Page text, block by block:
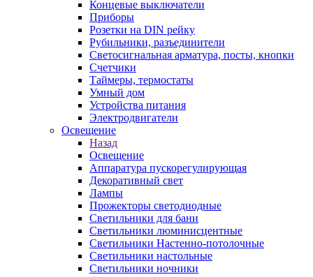
Концевые выключатели
Приборы
Розетки на DIN рейку
Рубильники, разъединители
Светосигнальная арматура, посты, кнопки
Счетчики
Таймеры, термостаты
Умный дом
Устройства питания
Электродвигатели
Освещение
Назад
Освещение
Аппаратура пускорегулирующая
Декоративный свет
Лампы
Прожекторы светодиодные
Светильники для бани
Светильники люминисцентные
Светильники Настенно-потолочные
Светильники настольные
Светильники ночники